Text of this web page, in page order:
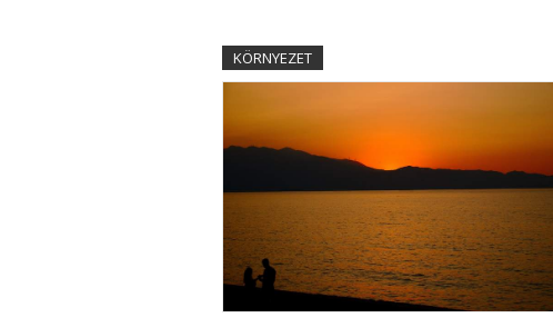
KÖRNYEZET